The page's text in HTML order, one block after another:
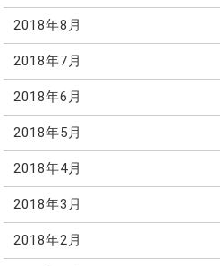
2018年8月
2018年7月
2018年6月
2018年5月
2018年4月
2018年3月
2018年2月